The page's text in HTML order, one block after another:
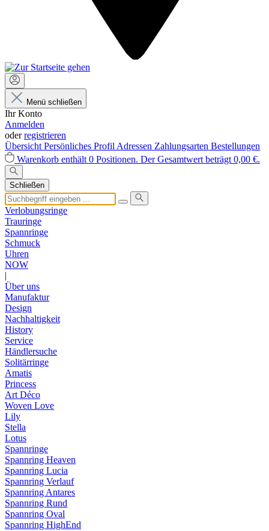
Menü schließen
Ihr Konto
Anmelden
oderregistrieren
Übersicht Persönliches Profil Adressen Zahlungsarten Bestellungen
Warenkorb enthält 0 Positionen. Der Gesamtwert beträgt 0,00 €.
Schließen
Verlobungsringe
Trauringe
Spannringe
Schmuck
Uhren
NOW
|
Über uns
Manufaktur
Design
Nachhaltigkeit
History
Service
Händlersuche
Solitärringe
Amatis
Princess
Art Déco
Woven Love
Lily
Stella
Lotus
Spannringe
Spannring Heaven
Spannring Lucia
Spannring Verlauf
Spannring Antares
Spannring Rund
Spannring Oval
Spannring HighEnd